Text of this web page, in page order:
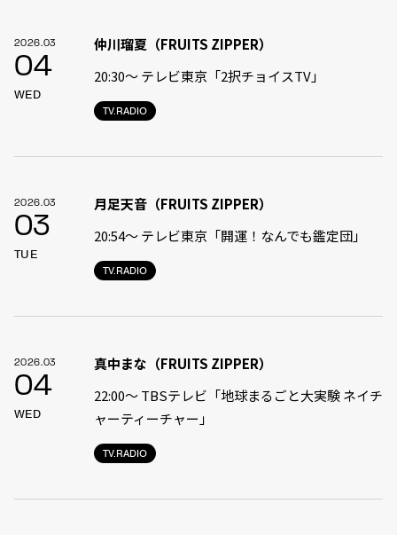
2026.03
04
WED
TV.RADIO
仲川瑠夏（FRUITS ZIPPER）
20:30〜 テレビ東京「2択チョイスTV」
2026.03
03
TUE
TV.RADIO
月足天音（FRUITS ZIPPER）
20:54〜 テレビ東京「開運！なんでも鑑定団」
2026.03
04
WED
TV.RADIO
真中まな（FRUITS ZIPPER）
22:00〜 TBSテレビ「地球まるごと大実験 ネイチ
ャーティーチャー」